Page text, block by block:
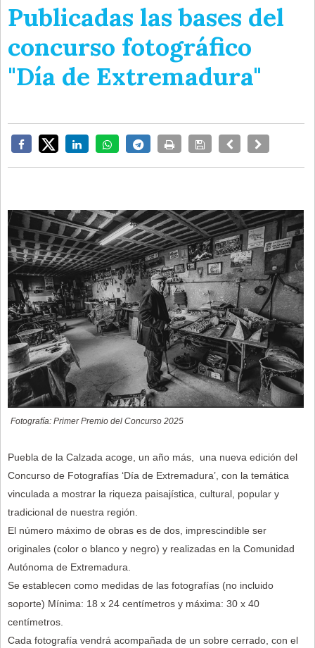
Publicadas las bases del
concurso fotográfico
"Día de Extremadura"
Fotografía: Primer Premio del Concurso 2025
Puebla de la Calzada acoge, un año más, una nueva edición del
Concurso de Fotografías ‘Día de Extremadura’, con la temática
vinculada a mostrar la riqueza paisajística, cultural, popular y
tradicional de nuestra región.
El número máximo de obras es de dos, imprescindible ser
originales (color o blanco y negro) y realizadas en la Comunidad
Autónoma de Extremadura.
Se establecen como medidas de las fotografías (no incluido
soporte) Mínima: 18 x 24 centímetros y máxima: 30 x 40
centímetros.
Cada fotografía vendrá acompañada de un sobre cerrado, con el